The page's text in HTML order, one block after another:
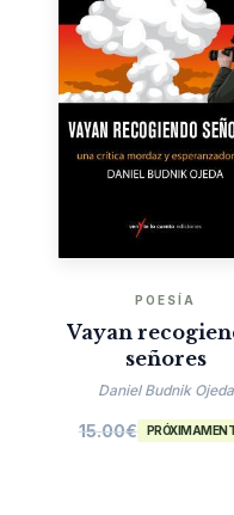
POESÍA
Vayan
señores
Daniel Budnik Ojeda
15.00€